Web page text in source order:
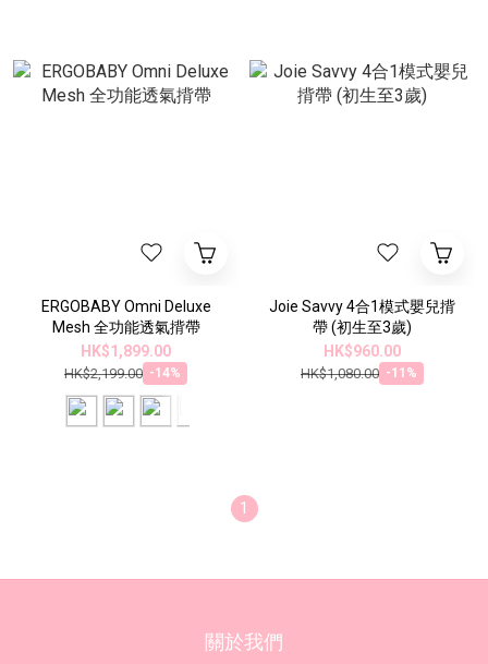
ERGOBABY Omni Deluxe
Mesh 全功能透氣揹帶
HK$1,899.00
HK$2,199.00 -14%
Joie Savvy 4合1模式嬰兒揹
帶 (初生至3歲)
HK$960.00
HK$1,080.00 -11%
1
關於我們